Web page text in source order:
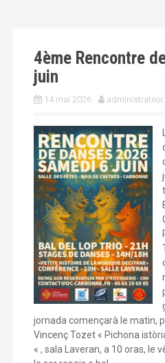
4ème Rencontre
juin
14 mai 2026 administrateur
jornada començarà le matin,
Vincenç Tozet « Pichona
« , sala Laveran, a 10 oras, le